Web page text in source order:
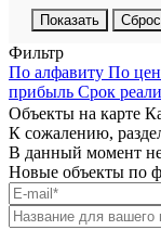
Фильтр
По алфавиту По
прибыль Срок
Объекты на карте
К сожалению,
В данный момент
Новые объекты по